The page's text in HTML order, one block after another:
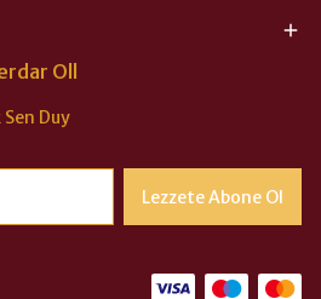
Oll
Duy
Lezzete Abone Ol